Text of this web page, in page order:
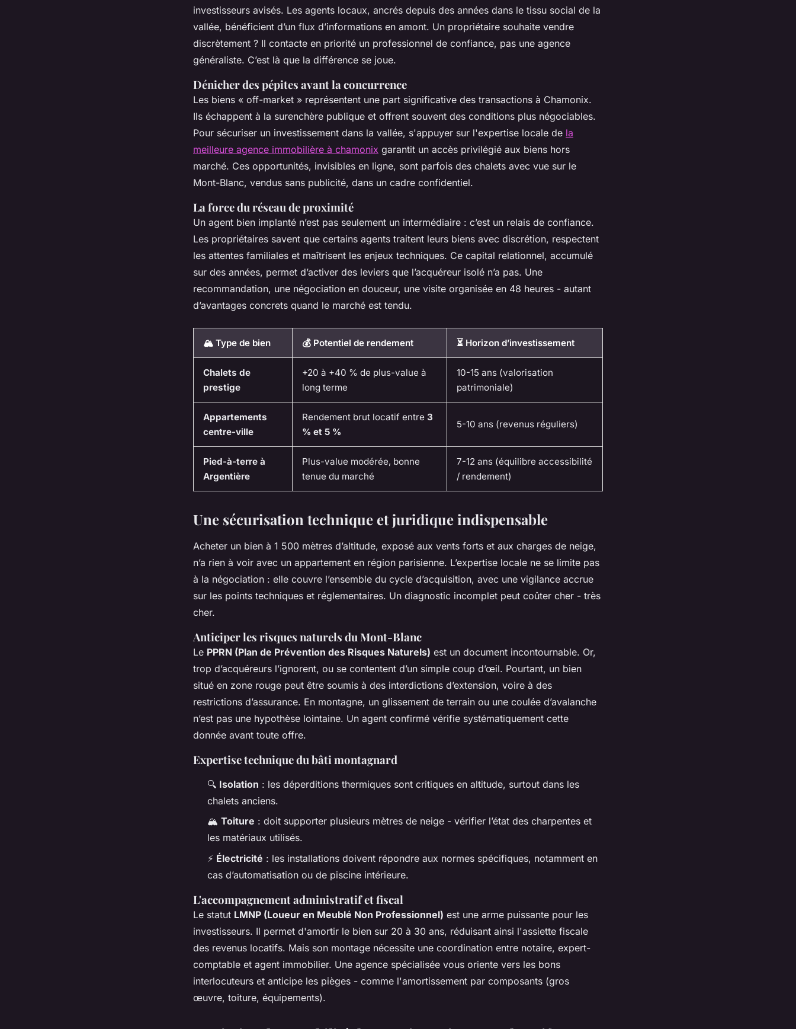
investisseurs avisés. Les agents locaux, ancrés depuis des années dans le tissu social de la
vallée, bénéficient d’un flux d’informations en amont. Un propriétaire souhaite vendre
discrètement ? Il contacte en priorité un professionnel de confiance, pas une agence
généraliste. C’est là que la différence se joue.
Dénicher des pépites avant la concurrence
Les biens « off-market » représentent une part significative des transactions à Chamonix.
Ils échappent à la surenchère publique et offrent souvent des conditions plus négociables.
Pour sécuriser un investissement dans la vallée, s'appuyer sur l'expertise locale de la
meilleure agence immobilière à chamonix garantit un accès privilégié aux biens hors
marché. Ces opportunités, invisibles en ligne, sont parfois des chalets avec vue sur le
Mont-Blanc, vendus sans publicité, dans un cadre confidentiel.
La force du réseau de proximité
Un agent bien implanté n’est pas seulement un intermédiaire : c’est un relais de confiance.
Les propriétaires savent que certains agents traitent leurs biens avec discrétion, respectent
les attentes familiales et maîtrisent les enjeux techniques. Ce capital relationnel, accumulé
sur des années, permet d’activer des leviers que l’acquéreur isolé n’a pas. Une
recommandation, une négociation en douceur, une visite organisée en 48 heures - autant
d’avantages concrets quand le marché est tendu.
🏔️ Type de bien 💰 Potentiel de rendement ⏳ Horizon d’investissement
Chalets de
prestige
+20 à +40 % de plus-value à
long terme
10-15 ans (valorisation
patrimoniale)
Appartements
centre-ville
Rendement brut locatif entre 3
% et 5 %
5-10 ans (revenus réguliers)
Pied-à-terre à
Argentière
Plus-value modérée, bonne
tenue du marché
7-12 ans (équilibre accessibilité
/ rendement)
Une sécurisation technique et juridique indispensable
Acheter un bien à 1 500 mètres d’altitude, exposé aux vents forts et aux charges de neige,
n’a rien à voir avec un appartement en région parisienne. L’expertise locale ne se limite pas
à la négociation : elle couvre l’ensemble du cycle d’acquisition, avec une vigilance accrue
sur les points techniques et réglementaires. Un diagnostic incomplet peut coûter cher - très
cher.
Anticiper les risques naturels du Mont-Blanc
Le PPRN (Plan de Prévention des Risques Naturels) est un document incontournable. Or,
trop d’acquéreurs l’ignorent, ou se contentent d’un simple coup d’œil. Pourtant, un bien
situé en zone rouge peut être soumis à des interdictions d’extension, voire à des
restrictions d’assurance. En montagne, un glissement de terrain ou une coulée d’avalanche
n’est pas une hypothèse lointaine. Un agent confirmé vérifie systématiquement cette
donnée avant toute offre.
Expertise technique du bâti montagnard
🔍 Isolation : les déperditions thermiques sont critiques en altitude, surtout dans les
chalets anciens.
🏔️ Toiture : doit supporter plusieurs mètres de neige - vérifier l’état des charpentes et
les matériaux utilisés.
⚡ Électricité : les installations doivent répondre aux normes spécifiques, notamment en
cas d’automatisation ou de piscine intérieure.
L'accompagnement administratif et fiscal
Le statut LMNP (Loueur en Meublé Non Professionnel) est une arme puissante pour les
investisseurs. Il permet d'amortir le bien sur 20 à 30 ans, réduisant ainsi l'assiette fiscale
des revenus locatifs. Mais son montage nécessite une coordination entre notaire, expert-
comptable et agent immobilier. Une agence spécialisée vous oriente vers les bons
interlocuteurs et anticipe les pièges - comme l'amortissement par composants (gros
œuvre, toiture, équipements).